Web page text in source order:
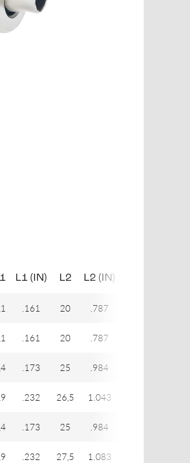
L1 (IN) L2 L2 (IN)
.161 20 .787
.161 20 .787
.173 25 .984
.232 26,5 1.043
.173 25 .984
.232 27,5 1.083